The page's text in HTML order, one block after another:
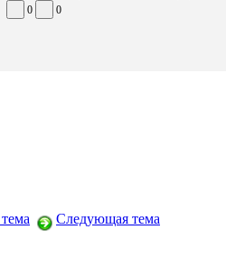
0 0
Следующая тема